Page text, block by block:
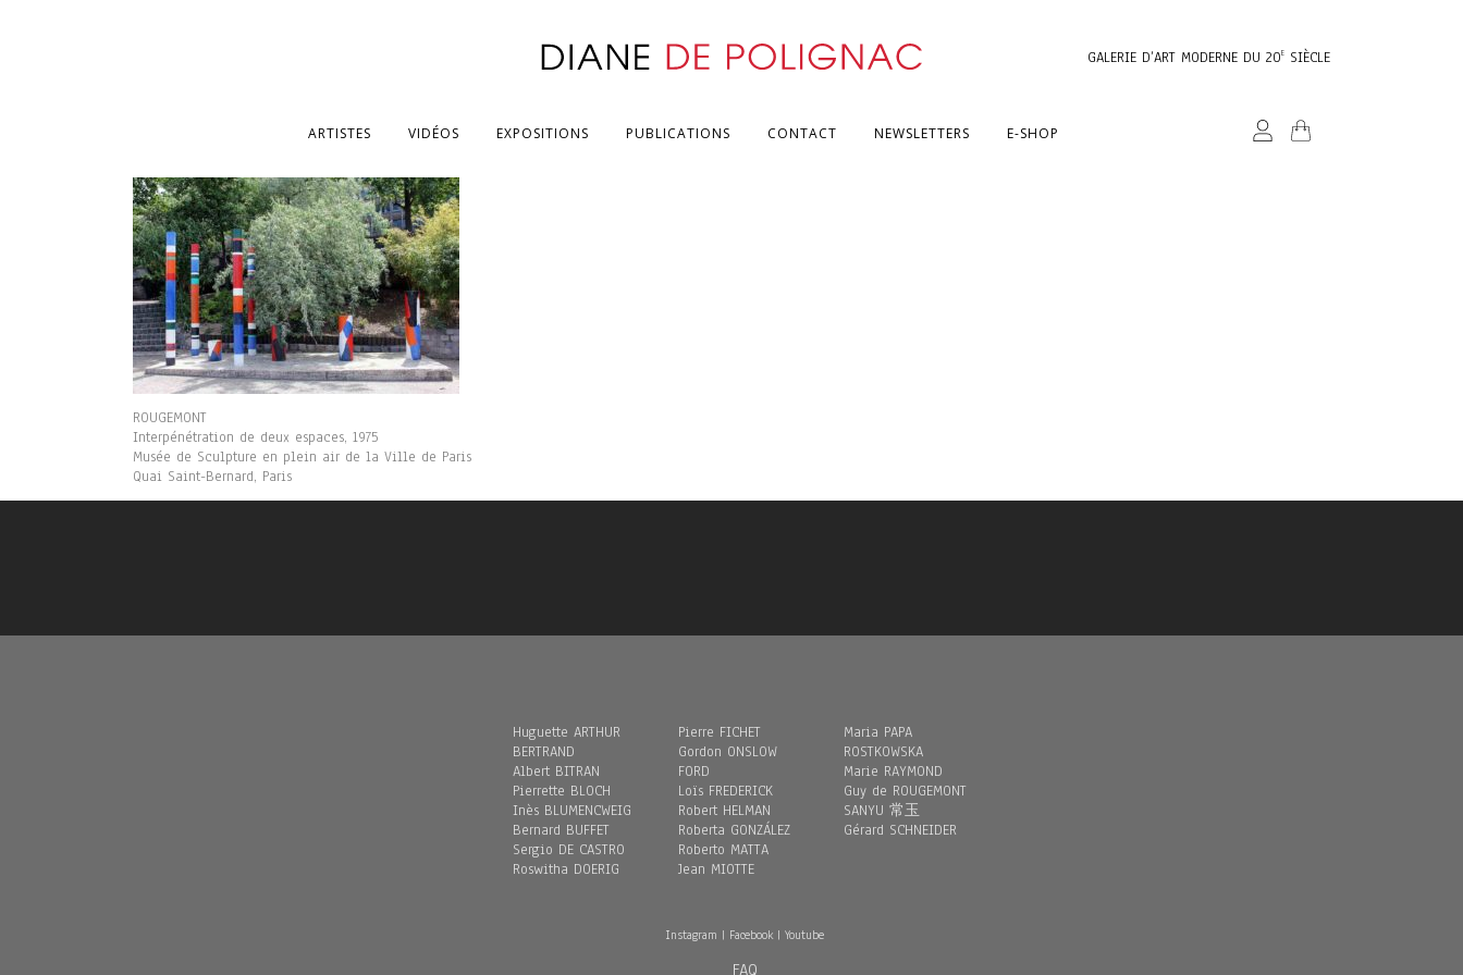
GALERIE D’ART MODERNE DU 20E SIÈCLE
ARTISTES VIDÉOS EXPOSITIONS PUBLICATIONS CONTACT NEWSLETTERS E-SHOP
ROUGEMONT
Interpénétration de deux espaces, 1975
Musée de Sculpture en plein air de la Ville de Paris
Quai Saint-Bernard, Paris
Huguette ARTHUR
BERTRAND
Albert BITRAN
Pierrette BLOCH
Inès BLUMENCWEIG
Bernard BUFFET
Sergio DE CASTRO
Roswitha DOERIG
Pierre FICHET
Gordon ONSLOW
FORD
Loïs FREDERICK
Robert HELMAN
Roberta GONZÁLEZ
Roberto MATTA
Jean MIOTTE
Maria PAPA
ROSTKOWSKA
Marie RAYMOND
Guy de ROUGEMONT
SANYU 常玉
Gérard SCHNEIDER
Instagram | Facebook|Youtube
FAQ